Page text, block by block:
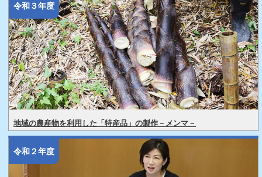
令和３年度
地域の農産物を利用した「特産品」の製作－メンマ－
令和２年度